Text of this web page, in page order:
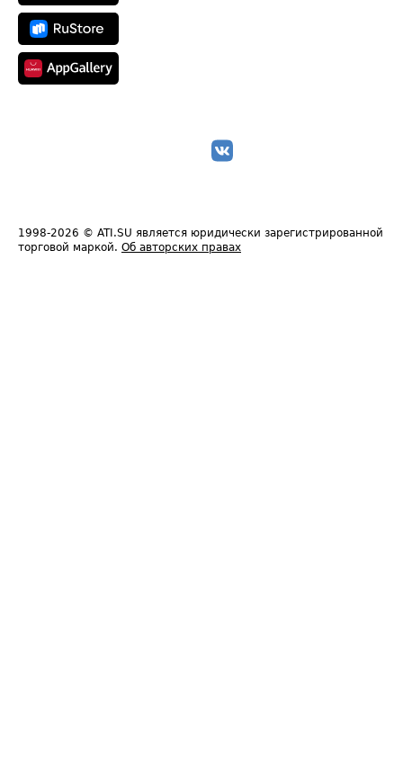
1998-2026 © ATI.SU является юридически зарегистрированной
торговой маркой. Об авторских правах